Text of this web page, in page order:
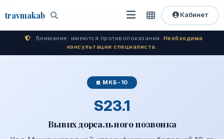
travmakab Поиск
Открыть
меню
Быстрый
доступ
Кабинет
Внимание: имеются противопоказания. Необходима
консультация специалиста.
МКБ-10
S23.1
Вывих дорсального позвонка